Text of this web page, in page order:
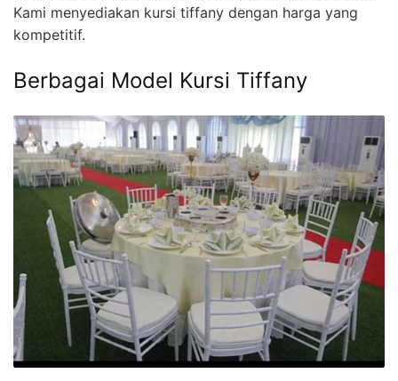
Kami menyediakan kursi tiffany dengan harga yang
kompetitif.
Berbagai Model Kursi Tiffany